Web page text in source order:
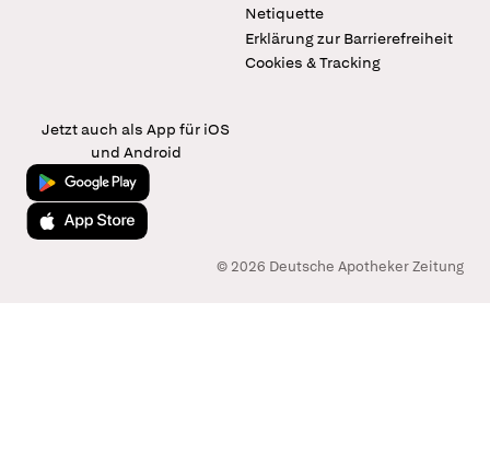
Netiquette
Erklärung zur Barrierefreiheit
Cookies & Tracking
Jetzt auch als App für iOS
und Android
Jetzt bei Google Play
Laden im App Store
© 2026 Deutsche Apotheker Zeitung